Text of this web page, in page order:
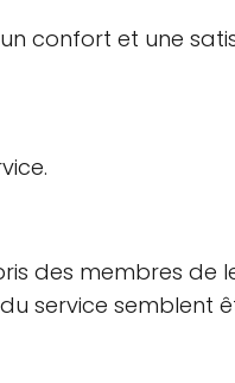
confort et une
des membres de
service semblent